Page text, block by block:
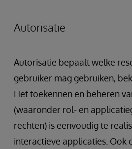
Autorisatie
Autorisatie bepaalt welke
gebruiker mag gebruiken,
Het toekennen en beheren
(waaronder rol- en
rechten) is eenvoudig te
interactieve applicaties. Ook